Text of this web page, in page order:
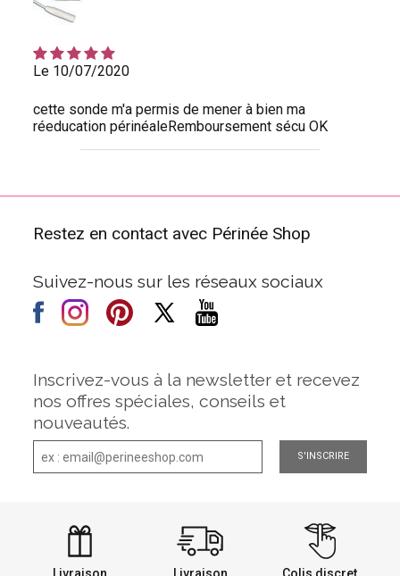
Le 10/07/2020
cette sonde m'a permis de mener à bien ma
réeducation périnéaleRemboursement sécu OK
Restez en contact avec Périnée Shop
Suivez-nous sur les réseaux sociaux
Inscrivez-vous à la newsletter et recevez
nos offres spéciales, conseils et
nouveautés.
S'INSCRIRE